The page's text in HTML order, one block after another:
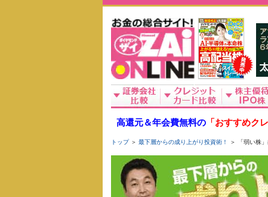
高還元＆年会費無料の 「おすすめク
トップ＞ 最下層からの成り上がり投資術！ ＞ 「弱い株